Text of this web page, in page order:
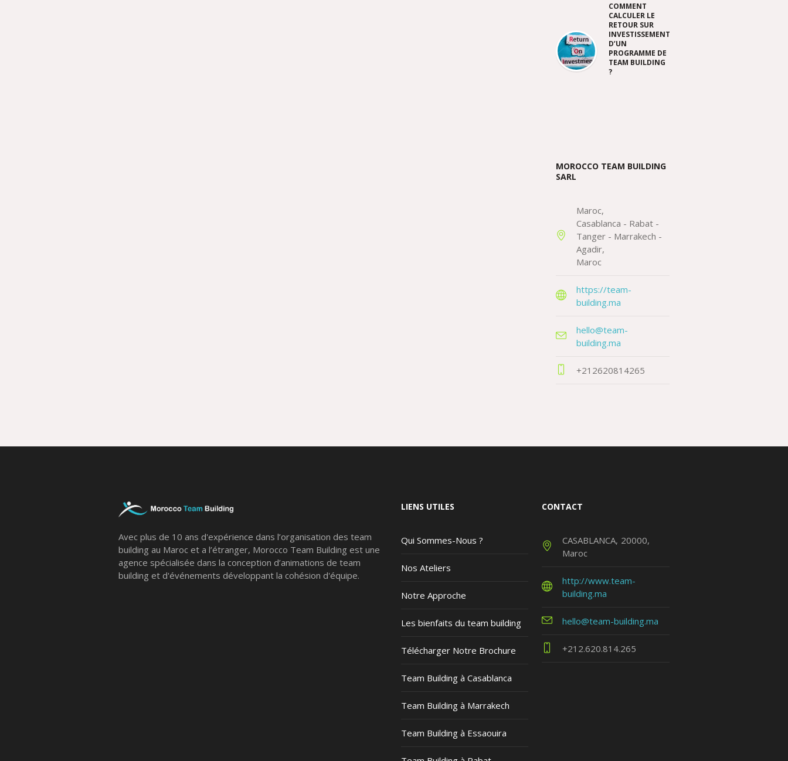
COMMENT
CALCULER LE
RETOUR SUR
INVESTISSEMENT
D’UN
PROGRAMME DE
TEAM BUILDING
?
MOROCCO TEAM BUILDING
SARL
Maroc
Casablanca - Rabat -
Tanger - Marrakech -
Agadir
Maroc
https://team-
building.ma
hello@team-
building.ma
+212620814265
Avec plus de 10 ans d'expérience dans l’organisation des team
building au Maroc et a l’étranger, Morocco Team Building est une
agence spécialisée dans la conception d’animations de team
building et d'événements développant la cohésion d'équipe.
LIENS UTILES
Qui Sommes-Nous ?
Nos Ateliers
Notre Approche
Les bienfaits du team building
Télécharger Notre Brochure
Team Building à Casablanca
Team Building à Marrakech
Team Building à Essaouira
CONTACT
CASABLANCA 20000
Maroc
http://www.team-
building.ma
hello@team-building.ma
+212.620.814.265